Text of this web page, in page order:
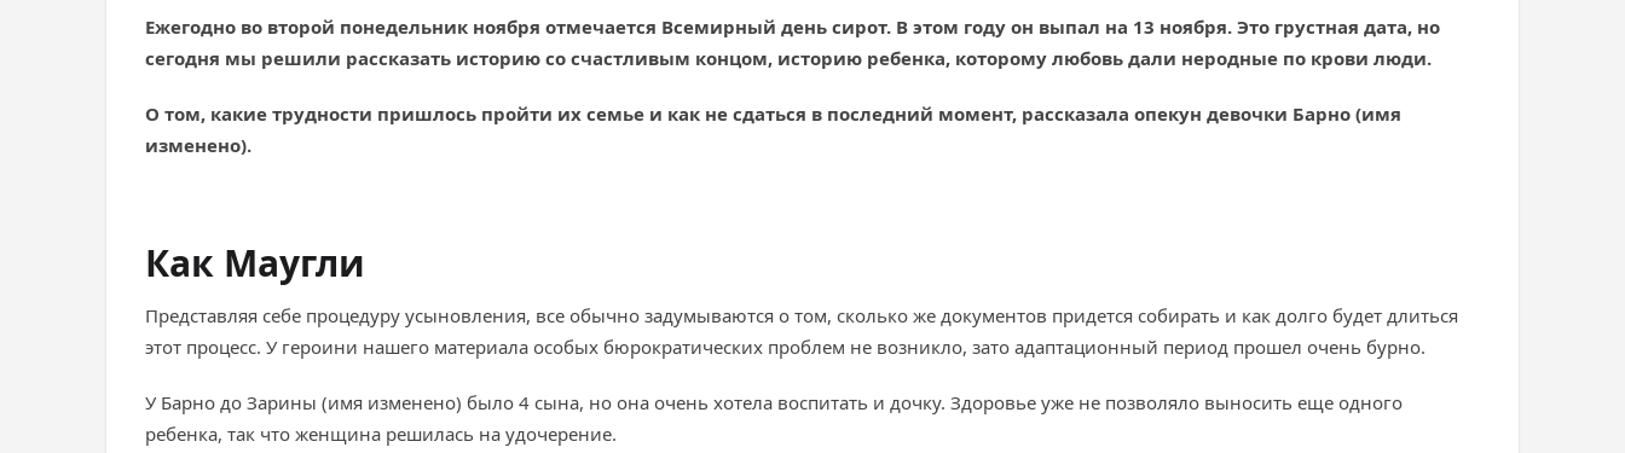
Ежегодно во второй понедельник ноября отмечается Всемирный день сирот. В этом году он выпал на 13 ноября. Это грустная дата, но
сегодня мы решили рассказать историю со счастливым концом, историю ребенка, которому любовь дали неродные по крови люди.
О том, какие трудности пришлось пройти их семье и как не сдаться в последний момент, рассказала опекун девочки Барно (имя
изменено).
Как Маугли
Представляя себе процедуру усыновления, все обычно задумываются о том, сколько же документов придется собирать и как долго будет длиться
этот процесс. У героини нашего материала особых бюрократических проблем не возникло, зато адаптационный период прошел очень бурно.
У Барно до Зарины (имя изменено) было 4 сына, но она очень хотела воспитать и дочку. Здоровье уже не позволяло выносить еще одного
ребенка, так что женщина решилась на удочерение.